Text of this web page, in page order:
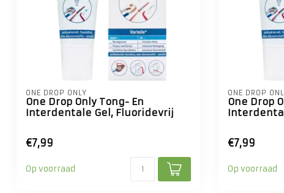
ONE DROP ONLY
One Drop Only Tong- En
Interdentale Gel, Fluoridevrij
€7,99
Op voorraad
ONE DROP
One Drop
€7,99
Op voorraad